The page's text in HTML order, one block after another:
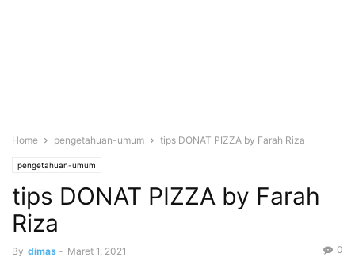
Home pengetahuan-umum tips DONAT PIZZA by Farah Riza
pengetahuan-umum
tips DONAT PIZZA by Farah
Riza
By dimas - Maret 1, 2021 0